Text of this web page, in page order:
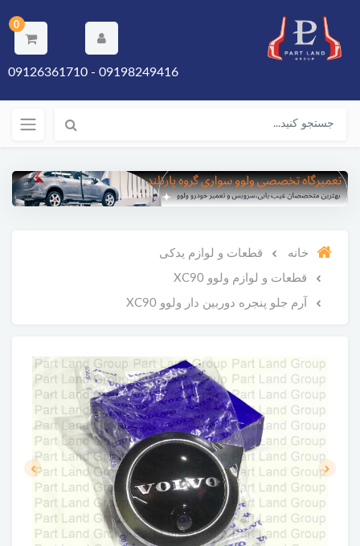
0
09198249416 - 09126361710
خانه قطعات و لوازم یدکی
قطعات و لوازم ولوو XC90
آرم جلو پنجره دوربین دار ولوو XC90